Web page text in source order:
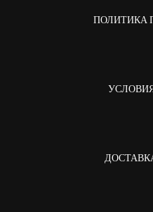
ПОЛИТИКА